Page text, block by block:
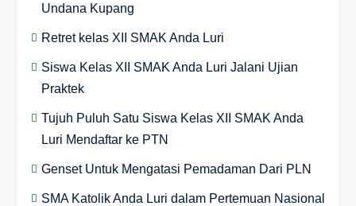
Undana Kupang
Retret kelas XII SMAK Anda Luri
Siswa Kelas XII SMAK Anda Luri Jalani Ujian
Praktek
Tujuh Puluh Satu Siswa Kelas XII SMAK Anda
Luri Mendaftar ke PTN
Genset Untuk Mengatasi Pemadaman Dari PLN
SMA Katolik Anda Luri dalam Pertemuan Nasional